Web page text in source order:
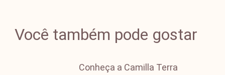
Você também pode gostar
Conheça a Camilla Terra